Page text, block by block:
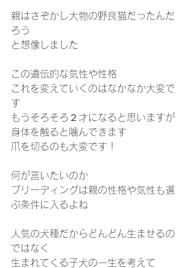
親はさぞかし大物の野良猫だったんだ
ろう
と想像しました
この遺伝的な気性や性格
これを変えていくのはなかなか大変で
す
もうそろそろ２才になると思いますが
身体を触ると噛んできます
爪を切るのも大変です！
何が言いたいのか
ブリーディングは親の性格や気性も選
ぶ条件に入るよね
人気の犬種だからどんどん生ませるの
ではなく
生まれてくる子犬の一生を考えて